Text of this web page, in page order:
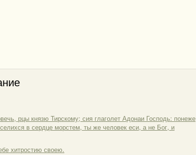
рцы князю Тирскому; сия глаголет Адонаи Господь: понеже
в сердце морстем, ты же человек еси, а не Бог, и
хитростию своею.